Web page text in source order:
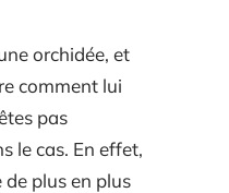
orchidée, et
comment lui
pas
le cas. En effet,
de plus en plus